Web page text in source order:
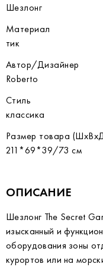
Шезлонг
Материал
тик
Автор/Дизайнер
Roberto
Стиль
классика
Размер товара
211*69*39/73 см
ОПИСАНИЕ
Шезлонг The Secret
изысканный и
оборудования зоны
курортов или на